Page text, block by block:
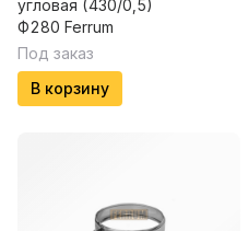
угловая (430/0,5)
Ф280 Ferrum
Под заказ
В корзину